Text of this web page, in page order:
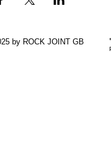
by ROCK JOINT GB